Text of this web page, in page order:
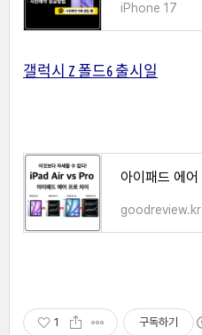
iPhone 17
갤럭시 Z 폴드6 출시일
goodreview.kr
1 구독하기